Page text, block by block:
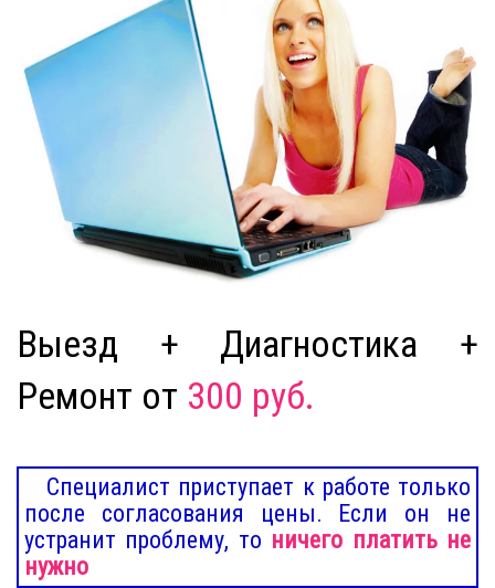
Выезд + Диагностика +
Ремонт от 300 руб.
Специалист приступает к работе только
после согласования цены. Если он не
устранит проблему, то ничего платить не
нужно